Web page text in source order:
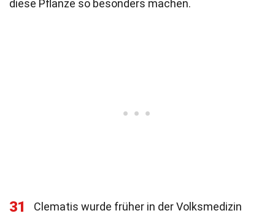
diese Pflanze so besonders machen.
31
Clematis wurde früher in der Volksmedizin